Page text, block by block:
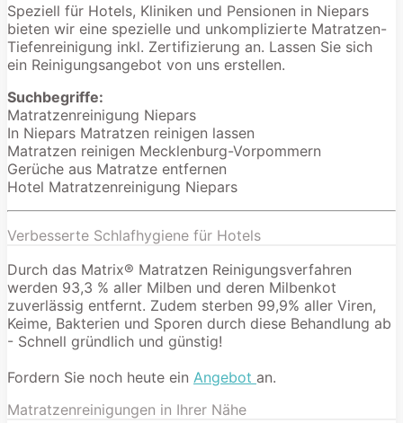
Speziell für Hotels, Kliniken und Pensionen in Niepars
bieten wir eine spezielle und unkomplizierte Matratzen-
Tiefenreinigung inkl. Zertifizierung an. Lassen Sie sich
ein Reinigungsangebot von uns erstellen.
Suchbegriffe:
Matratzenreinigung Niepars
In Niepars Matratzen reinigen lassen
Matratzen reinigen Mecklenburg-Vorpommern
Gerüche aus Matratze entfernen
Hotel Matratzenreinigung Niepars
Verbesserte Schlafhygiene für Hotels
Durch das Matrix® Matratzen Reinigungsverfahren
werden 93,3 % aller Milben und deren Milbenkot
zuverlässig entfernt. Zudem sterben 99,9% aller Viren,
Keime, Bakterien und Sporen durch diese Behandlung ab
- Schnell gründlich und günstig!
Fordern Sie noch heute ein Angebot an.
Matratzenreinigungen in Ihrer Nähe